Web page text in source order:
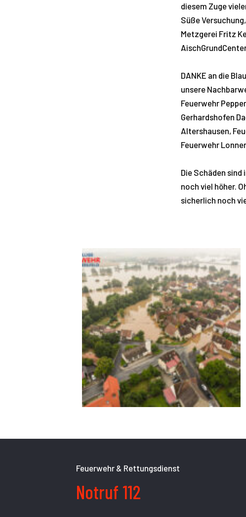
diesem Zuge
Süße
Metzgerei Fritz
DANKE an die
unsere
Feuerwehr
Gerhardshofen
Altershausen,
Feuerwehr
Die Schäden
noch viel höher.
sicherlich noch
Feuerwehr & Rettungsdienst
Notruf 112